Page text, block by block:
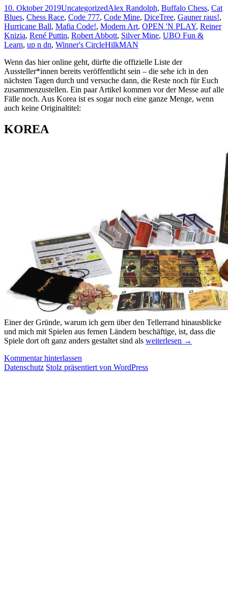
10. Oktober 2019UncategorizedAlex Randolph, Buffalo Chess, Cat
Blues, Chess Race, Code 777, Code Mine, DiceTree, Gauner raus!,
Hurricane Ball, Mafia Code!, Modern Art, OPEN 'N PLAY, Reiner
Knizia, René Puttin, Robert Abbott, Silver Mine, UBO Fun &
Learn, up n dn, Winner's CircleHilkMAN
Wenn das hier online geht, dürfte die offizielle Liste der
Aussteller*innen bereits veröffentlicht sein – die sehe ich in den
nächsten Tagen durch und versuche dann, die Reste noch für Euch
zusammenzustellen. Ein paar Artikel kommen vor der Messe auf alle
Fälle noch. Aus Korea ist es sogar noch eine ganze Menge, wenn
auch keine Originaltitel:
KOREA
Einer der Gründe, warum ich gern über den Tellerrand hinausblicke
und mich mit Spielen aus fernen Ländern beschäftige, ist, dass die
Spiele dort oft ganz anders gestaltet sind als Messevorschau
(Teil
weiterlesen →
Kommentar hinterlassen
Datenschutz Stolz präsentiert von WordPress